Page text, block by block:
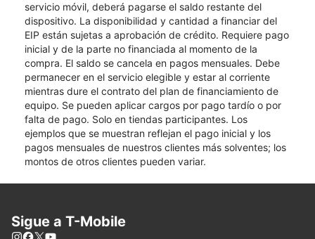
servicio móvil, deberá pagarse el saldo restante del
dispositivo. La disponibilidad y cantidad a financiar del
EIP están sujetas a aprobación de crédito. Requiere pago
inicial y de la parte no financiada al momento de la
compra. El saldo se cancela en pagos mensuales. Debe
permanecer en el servicio elegible y estar al corriente
mientras dure el contrato del plan de financiamiento de
equipo. Se pueden aplicar cargos por pago tardío o por
falta de pago. Solo en tiendas participantes. Los
ejemplos que se muestran reflejan el pago inicial y los
pagos mensuales de nuestros clientes más solventes; los
montos de otros clientes pueden variar.